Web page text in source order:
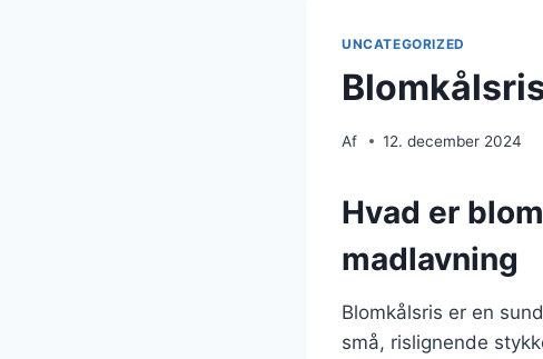
UNCATEGORIZED
Af 12. december 2024
Hvad er
madlavning
Blomkålsris er en
små, rislignende